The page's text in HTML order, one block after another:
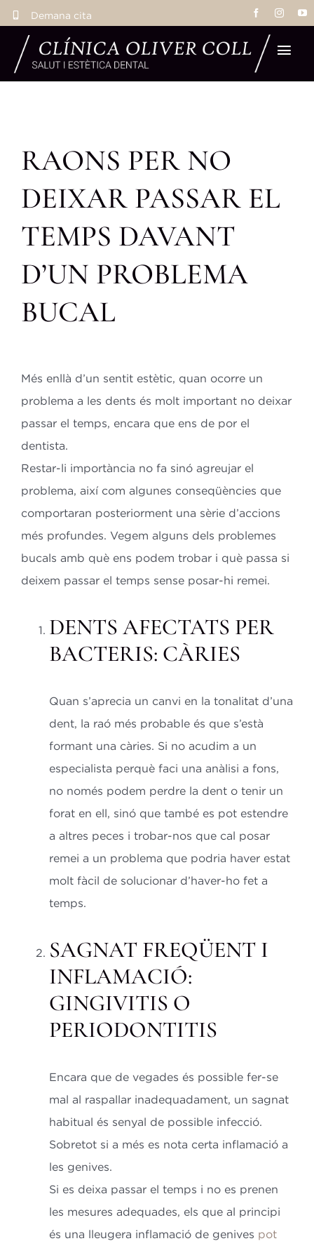
Skip
content
Demana cita
RAONS PER NO
DEIXAR PASSAR EL
TEMPS DAVANT
D’UN PROBLEMA
BUCAL
Més enllà d’un sentit estètic, quan ocorre un
problema a les dents és molt important no deixar
passar el temps, encara que ens de por el
dentista.
Restar-li importància no fa sinó agreujar el
problema, així com algunes conseqüències que
comportaran posteriorment una sèrie d’accions
més profundes. Vegem alguns dels problemes
bucals amb què ens podem trobar i què passa si
deixem passar el temps sense posar-hi remei.
DENTS AFECTATS PER
BACTERIS: CÀRIES
Quan s’aprecia un canvi en la tonalitat d’una
dent, la raó més probable és que s’està
formant una càries. Si no acudim a un
especialista perquè faci una anàlisi a fons,
no només podem perdre la dent o tenir un
forat en ell, sinó que també es pot estendre
a altres peces i trobar-nos que cal posar
remei a un problema que podria haver estat
molt fàcil de solucionar d’haver-ho fet a
temps.
SAGNAT FREQÜENT I
INFLAMACIÓ:
GINGIVITIS O
PERIODONTITIS
Encara que de vegades és possible fer-se
mal al raspallar inadequadament, un sagnat
habitual és senyal de possible infecció.
Sobretot si a més es nota certa inflamació a
les genives.
Si es deixa passar el temps i no es prenen
les mesures adequades, els que al principi
és una lleugera inflamació de genives pot